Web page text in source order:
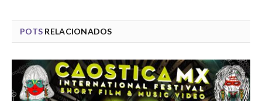
POTS RELACIONADOS